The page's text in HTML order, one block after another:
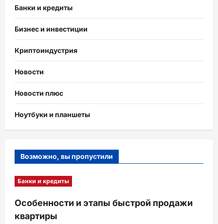
Банки и кредиты
Бизнес и инвестиции
Криптоиндустрия
Новости
Новости плюс
Ноутбуки и планшеты
Возможно, вы пропустили
Банки и кредиты
Особенности и этапы быстрой продажи
квартиры